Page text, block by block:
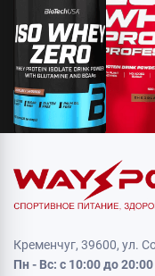
Кременчуг, 39600, ул.
Пн - Вс: с 10:00 до 20:00